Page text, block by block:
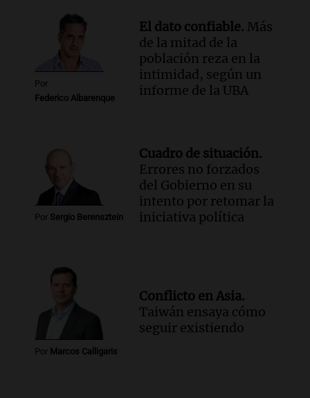
Panorama Federal
Episodios
Por
Federico Albarenque
El dato confiable. Más
de la mitad de la
población reza en la
intimidad, según un
informe de la UBA
Por Sergio Berensztein
Cuadro de situación.
Errores no forzados
del Gobierno en su
intento por retomar la
iniciativa política
Por Marcos Calligaris
Conflicto en Asia.
Taiwán ensaya cómo
seguir existiendo